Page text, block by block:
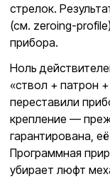
стрелок.
(см. zeroing-
прибора.
Ноль
«ствол + патрон
переставили
крепление —
гарантирована,
Программная
убирает люфт